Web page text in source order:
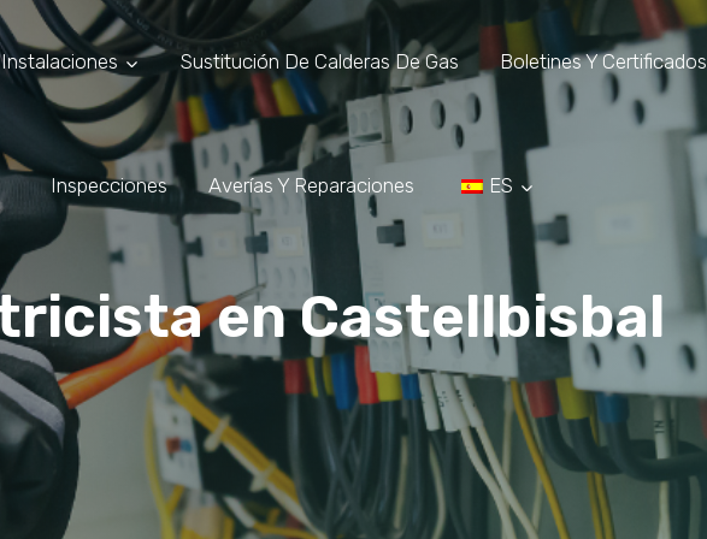
Instalaciones Sustitución De Calderas De Gas Boletines Y Certificados
Inspecciones Averías Y Reparaciones ES
en Castellbisbal